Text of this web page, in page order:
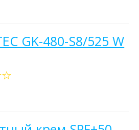
GK-480-S8/525 W